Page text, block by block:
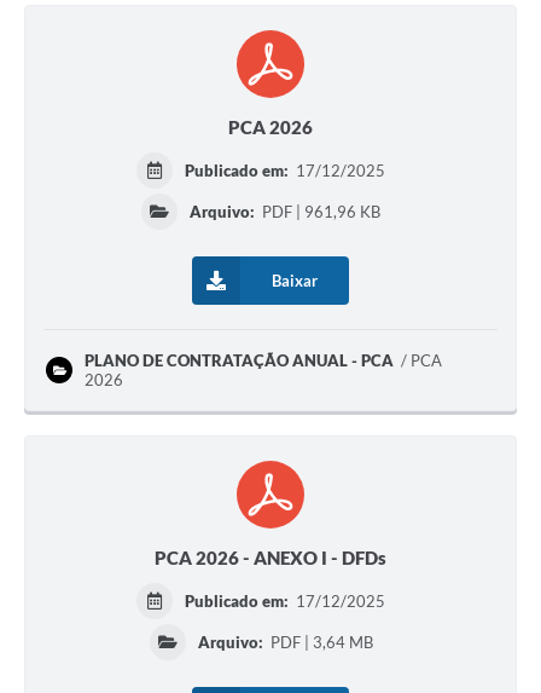
PCA 2026
Publicado em: 17/12/2025
Arquivo: PDF | 961,96 KB
Baixar
PLANO DE CONTRATAÇÃO ANUAL - PCA
PCA
2026
PCA 2026 - ANEXO I - DFDs
Publicado em: 17/12/2025
Arquivo: PDF | 3,64 MB